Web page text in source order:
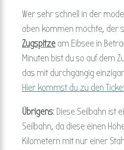
Wer sehr schnell in der
oben kommen möchte, der
Zugspitzeam Eibsee in
Minuten bist du so auf dem
das mit durchgängig
Hier kommst du zu den
Übrigens: Diese Seilbahn ist
Seilbahn, da diese einen
Kilometern mit nur einer